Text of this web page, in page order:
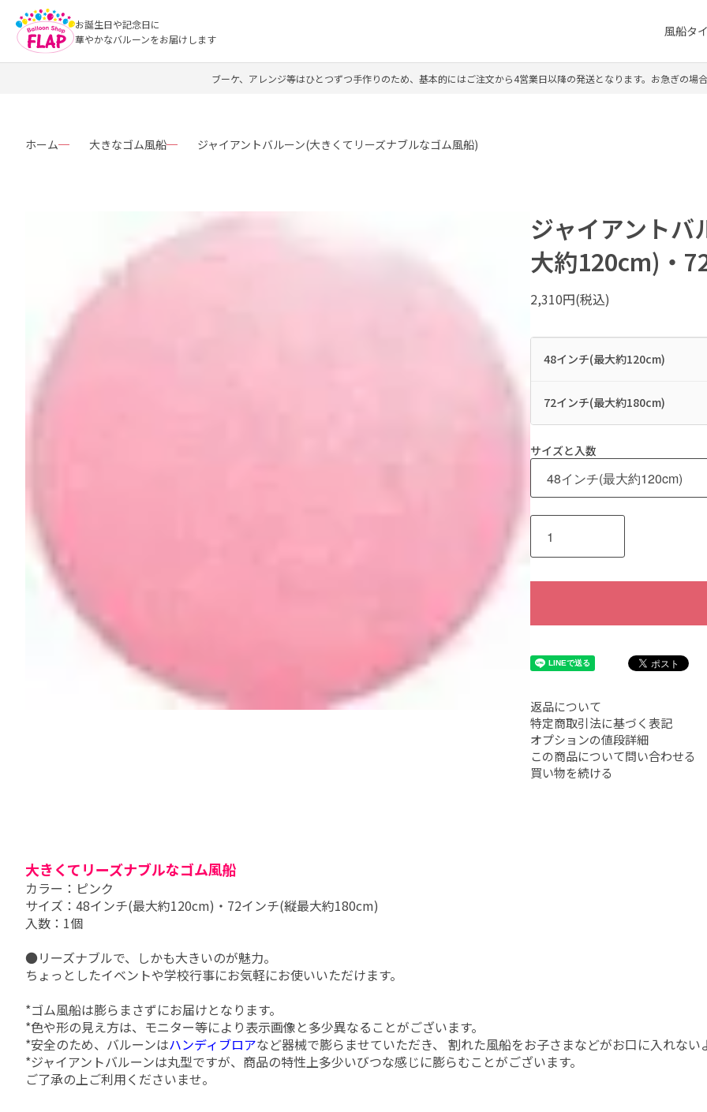
お誕生日や記念日に
華やかなバルーンをお届けします
風船タ
ブーケ、アレンジ等はひとつずつ手作りのため、基本的にはご注文から4営業日以降の発送となります。お急ぎの場
ホーム 大きなゴム風船 ジャイアントバルーン(大きくてリーズナブルなゴム風船)
ジャイアントバ
大約120cm)・
2,310円(税込)
48インチ(最大約120cm)
72インチ(最大約180cm)
サイズと入数
返品について
特定商取引法に基づく表記
オプションの値段詳細
この商品について問い合わせる
買い物を続ける
大きくてリーズナブルなゴム風船
カラー：ピンク
サイズ：48インチ(最大約120cm)・72インチ(縦最大約180cm)
入数：1個
●リーズナブルで、しかも大きいのが魅力。
ちょっとしたイベントや学校行事にお気軽にお使いいただけます。
*ゴム風船は膨らまさずにお届けとなります。
*色や形の見え方は、モニター等により表示画像と多少異なることがございます。
*安全のため、バルーンはハンディブロアなど器械で膨らませていただき、 割れた風船をお子さまなどがお口に入れない
*ジャイアントバルーンは丸型ですが、商品の特性上多少いびつな感じに膨らむことがございます。
ご了承の上ご利用くださいませ。